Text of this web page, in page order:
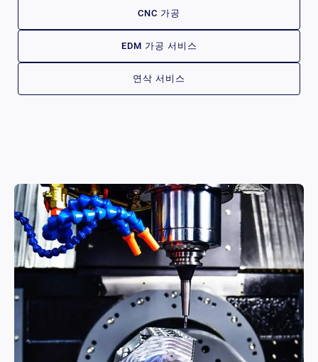
CNC 가공
EDM 가공 서비스
연삭 서비스